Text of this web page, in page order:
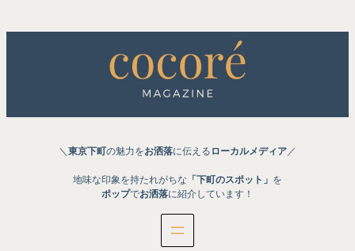
容
ッ
＼ 東京下町の魅力をお洒落に伝える ローカルメディア ／
地味な印象を持たれがちな 「下町のスポット」 を
ポップでお洒落に紹介しています！